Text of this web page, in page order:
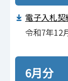
電⼦⼊札契
令和7年12
6月分